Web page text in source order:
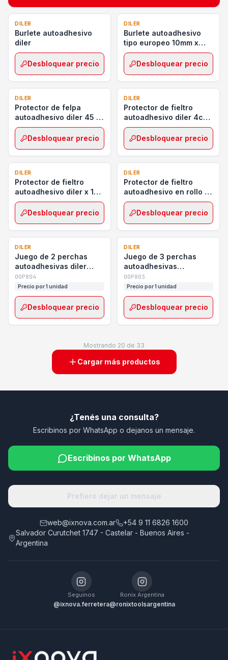
DILER
Burlete autoadhesivo
diler
Desbloquear precio
DILER
Burlete autoadhesivo
tipo europeo 10mm x
5mm x 5m
Desbloquear precio
DILER
Protector de felpa
autoadhesivo diler 45 x
50 cm
Desbloquear precio
DILER
Protector de fieltro
autoadhesivo diler 4cm
x 92cm
Desbloquear precio
DILER
Protector de fieltro
autoadhesivo diler x 16
placas
Desbloquear precio
DILER
Protector de fieltro
autoadhesivo en rollo 2
cm x 1 metro diler
Desbloquear precio
DILER
Juego de 2 perchas
autoadhesivas diler
grande
00P804
Precio por 1 unidad
Desbloquear precio
DILER
Juego de 3 perchas
autoadhesivas
pequeñas diler
00P803
Precio por 1 unidad
Desbloquear precio
Mostrando 20 de 33
Cargar más productos
¿Tenés una consulta?
Escribinos por WhatsApp o dejanos un mensaje.
Escribinos por WhatsApp
Prefiero dejar un mensaje
web@ixnova.com.ar
+54 9 11 6826 1600
Salvador Curutchet 1747 - Castelar - Buenos Aires -
Argentina
Seguinos
@ixnova.ferretera
Ronix Argentina
@ronixtoolsargentina